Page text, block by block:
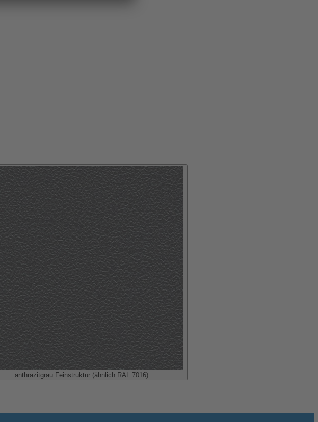
anthrazitgrau Feinstruktur (ähnlich RAL 7016)